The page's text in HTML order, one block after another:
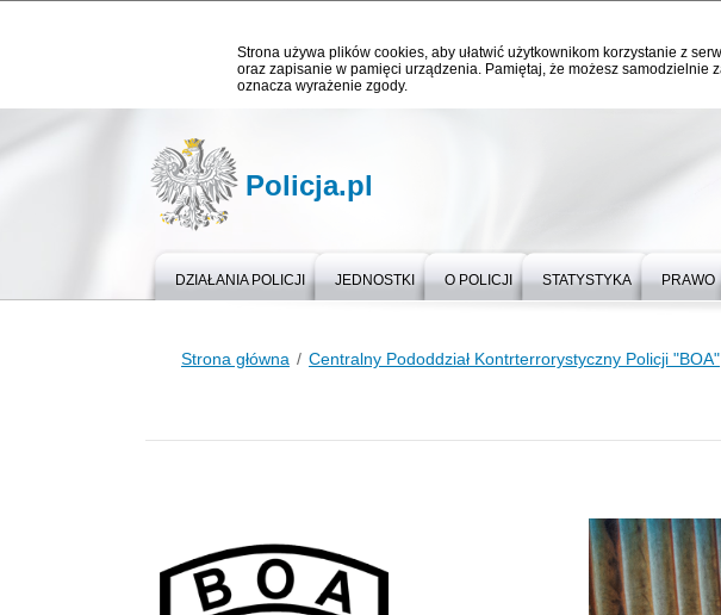
Strona używa plików cookies, aby ułatwić użytkownikom korzystanie z
oraz zapisanie w pamięci urządzenia. Pamiętaj, że możesz
oznacza wyrażenie zgody.
Policja.pl
DZIAŁANIA POLICJI JEDNOSTKI O POLICJI STATYSTYKA PRAWO
Strona główna Centralny Pododdział Kontrterrorystyczny Policji "BOA"